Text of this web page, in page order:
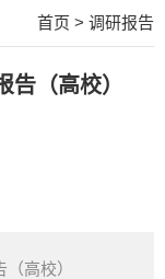
首页 > 调研报告
（高校）
高校）